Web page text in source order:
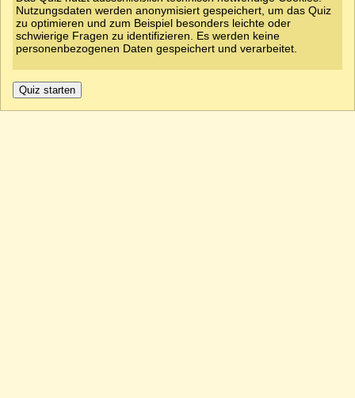
Nutzungsdaten werden anonymisiert gespeichert, um das Quiz
zu optimieren und zum Beispiel besonders leichte oder
schwierige Fragen zu identifizieren. Es werden keine
personenbezogenen Daten gespeichert und verarbeitet.